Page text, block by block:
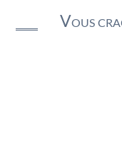
Vous